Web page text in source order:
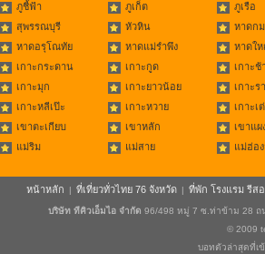
ภูชี้ฟ้า
ภูเก็ต ภูเรือ
สุพรรณบุรี
หัวหิน หาดก
หาดอรุโณทัย
หาดแม่รำพึง หาดใ
เกาะกระดาน
เกาะกูด เกาะช้
เกาะมุก
เกาะยาวน้อย เกาะร
เกาะหลีเป๊ะ
เกาะหวาย เกาะเ
เขาตะเกียบ
เขาหลัก เขาแผ
แม่ริม
แม่สาย แม่ฮ่อ
หน้าหลัก | ที่เที่ยวทั่วไทย 76 จังหวัด | ที่พัก โรงแรม รีส
บริษัท ทีคิวเอ็มไอ จำกัด 96/498 หมู่ 7 ซ.ท่าข้าม 28 ถ
© 2009
บอทตัวล่าสุดที่เ